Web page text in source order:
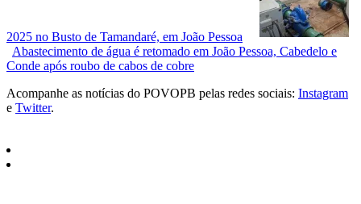
2025 no Busto de Tamandaré, em João Pessoa
Abastecimento de água é retomado em João Pessoa, Cabedelo e
Conde após roubo de cabos de cobre
Acompanhe as notícias do POVOPB pelas redes sociais: Instagram
e Twitter.